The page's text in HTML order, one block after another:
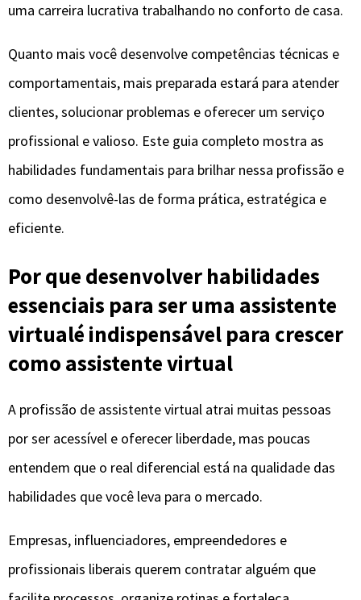
uma carreira lucrativa trabalhando no conforto de casa.
Quanto mais você desenvolve competências técnicas e
comportamentais, mais preparada estará para atender
clientes, solucionar problemas e oferecer um serviço
profissional e valioso. Este guia completo mostra as
habilidades fundamentais para brilhar nessa profissão e
como desenvolvê-las de forma prática, estratégica e
eficiente.
Por que desenvolver habilidades
essenciais para ser uma assistente
virtualé indispensável para crescer
como assistente virtual
A profissão de assistente virtual atrai muitas pessoas
por ser acessível e oferecer liberdade, mas poucas
entendem que o real diferencial está na qualidade das
habilidades que você leva para o mercado.
Empresas, influenciadores, empreendedores e
profissionais liberais querem contratar alguém que